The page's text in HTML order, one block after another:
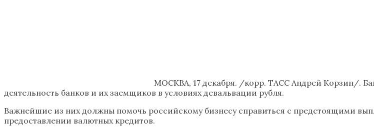
МОСКВА, 17 декабря. /корр. ТАСС Андрей Корзин/.
деятельность банков и их заемщиков в условиях девальвации рубля.
Важнейшие из них должны помочь российскому бизнесу справиться с предстоящими
предоставлении валютных кредитов.